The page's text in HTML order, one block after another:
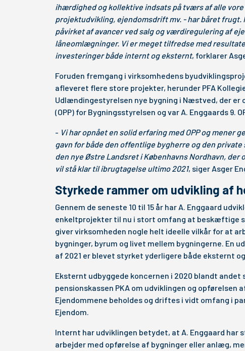
ihærdighed og kollektive indsats på tværs af alle
projektudvikling, ejendomsdrift mv. - har båret
påvirket af avancer ved salg og værdiregulering af
låneomlægninger. Vi er meget tilfredse med
investeringer både internt og eksternt, forklarer
Foruden fremgang i virksomhedens
afleveret flere store projekter, herunder PFA
Udlændingestyrelsen nye bygning i Næstved, der
(OPP) for Bygningsstyrelsen og var A. Enggaards 9.
- Vi har opnået en solid erfaring med OPP og mener
gavn for både den offentlige bygherre og den
den nye Østre Landsret i Københavns Nordhavn, der
vil stå klar til ibrugtagelse ultimo 2021, siger Asger
Styrkede rammer om udvikling af
Gennem de seneste 10 til 15 år har A. Enggaard
enkeltprojekter til nu i stort omfang at beskæftige
giver virksomheden nogle helt ideelle vilkår for at
bygninger, byrum og livet mellem bygningerne. En
af 2021 er blevet styrket yderligere både eksternt
Eksternt udbyggede koncernen i 2020 blandt
pensionskassen PKA om udviklingen og opførelsen
Ejendommene beholdes og driftes i vidt omfang i
Ejendom.
Internt har udviklingen betydet, at A. Enggaard har
arbejder med opførelse af bygninger eller anlæg,